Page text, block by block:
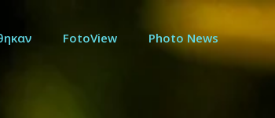
FotoView Photo News